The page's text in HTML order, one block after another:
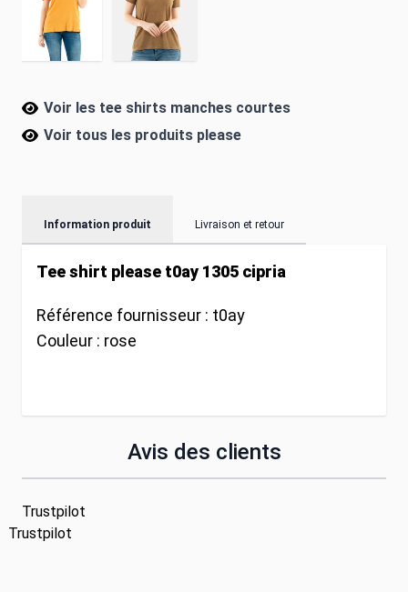
Voir les tee shirts manches courtes
Voir tous les produits please
Information produit Livraison et retour
Tee shirt please t0ay 1305 cipria
Référence fournisseur : t0ay
Couleur : rose
Avis des clients
Trustpilot
Trustpilot